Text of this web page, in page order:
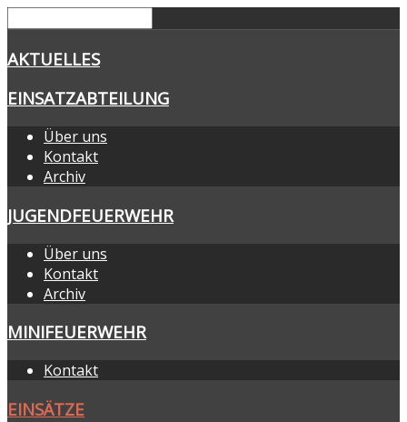
AKTUELLES
EINSATZABTEILUNG
Über uns
Kontakt
Archiv
JUGENDFEUERWEHR
Über uns
Kontakt
Archiv
MINIFEUERWEHR
Kontakt
EINSÄTZE